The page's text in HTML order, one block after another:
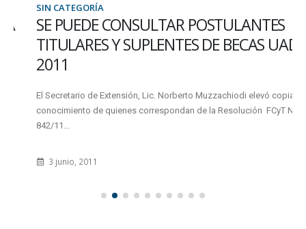
SIN CATEGORÍA
SE PUEDE CONSULTAR POSTULANTES
TITULARES Y SUPLENTES DE BECAS UADER
2011
El Secretario de Extensión, Lic. Norberto Muzzachiodi elevó copia para
conocimiento de quienes correspondan de la Resolución FCyT N°
842/11...
3 junio, 2011